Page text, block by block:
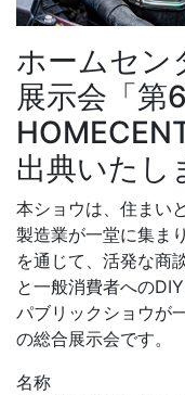
ホームセン
展示会「第
出典いたし
本ショウは、住まい
製造業が一堂に集ま
を通じて、活発な商
と一般消費者への
パブリックショウが
の総合展示会です。
名称